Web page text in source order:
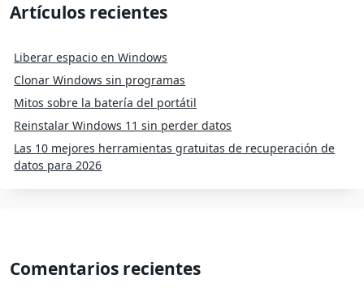
Artículos recientes
Liberar espacio en Windows
Clonar Windows sin programas
Mitos sobre la batería del portátil
Reinstalar Windows 11 sin perder datos
Las 10 mejores herramientas gratuitas de recuperación de
datos para 2026
Comentarios recientes